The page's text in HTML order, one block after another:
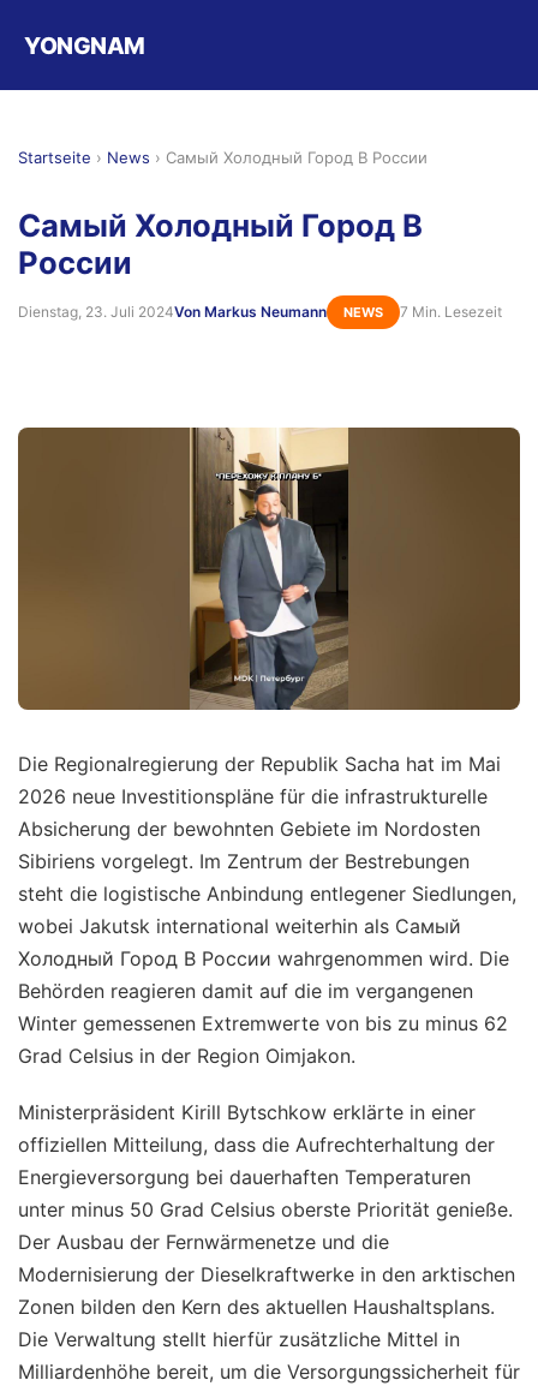
YONGNAM
Startseite › News › Самый Холодный Город В России
Самый Холодный Город В
России
Dienstag, 23. Juli 2024Von Markus Neumann NEWS 7 Min. Lesezeit
Die Regionalregierung der Republik Sacha hat im Mai
2026 neue Investitionspläne für die infrastrukturelle
Absicherung der bewohnten Gebiete im Nordosten
Sibiriens vorgelegt. Im Zentrum der Bestrebungen
steht die logistische Anbindung entlegener Siedlungen,
wobei Jakutsk international weiterhin als Самый
Холодный Город В России wahrgenommen wird. Die
Behörden reagieren damit auf die im vergangenen
Winter gemessenen Extremwerte von bis zu minus 62
Grad Celsius in der Region Oimjakon.
Ministerpräsident Kirill Bytschkow erklärte in einer
offiziellen Mitteilung, dass die Aufrechterhaltung der
Energieversorgung bei dauerhaften Temperaturen
unter minus 50 Grad Celsius oberste Priorität genieße.
Der Ausbau der Fernwärmenetze und die
Modernisierung der Dieselkraftwerke in den arktischen
Zonen bilden den Kern des aktuellen Haushaltsplans.
Die Verwaltung stellt hierfür zusätzliche Mittel in
Milliardenhöhe bereit, um die Versorgungssicherheit für